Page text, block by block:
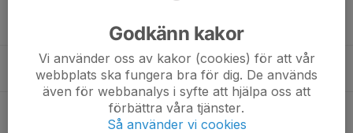
Godkänn kakor
Vi använder oss av kakor (cookies) för att vår
webbplats ska fungera bra för dig. De används
även för webbanalys i syfte att hjälpa oss att
förbättra våra tjänster.
Så använder vi cookies